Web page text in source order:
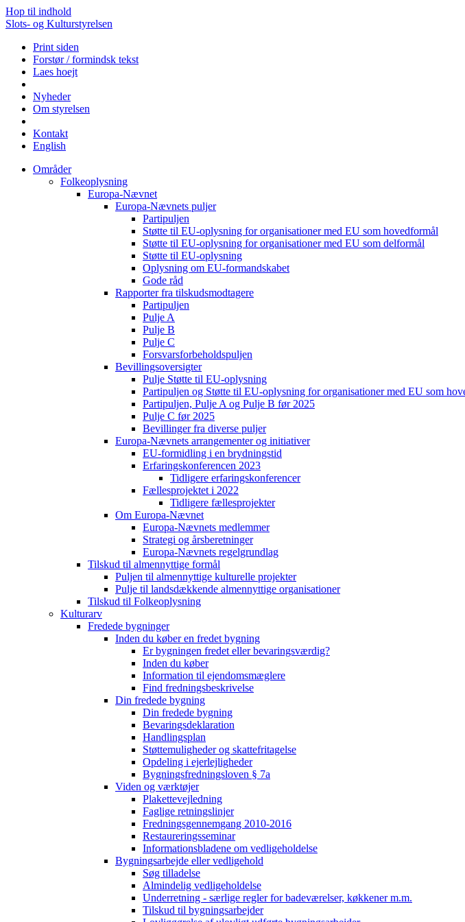
Hop til indhold
Slots- og Kulturstyrelsen
Print siden
Forstør / formindsk tekst
Laes hoejt
Nyheder
Om styrelsen
Kontakt
English
Områder
Folkeoplysning
Europa-Nævnet
Europa-Nævnets puljer
Partipuljen
Støtte til EU-oplysning for organisationer med EU som hovedformål
Støtte til EU-oplysning for organisationer med EU som delformål
Støtte til EU-oplysning
Oplysning om EU-formandskabet
Gode råd
Rapporter fra tilskudsmodtagere
Partipuljen
Pulje A
Pulje B
Pulje C
Forsvarsforbeholdspuljen
Bevillingsoversigter
Pulje Støtte til EU-oplysning
Partipuljen og Støtte til EU-oplysning for organisationer med EU som
Partipuljen, Pulje A og Pulje B før 2025
Pulje C før 2025
Bevillinger fra diverse puljer
Europa-Nævnets arrangementer og initiativer
EU-formidling i en brydningstid
Erfaringskonferencen 2023
Tidligere erfaringskonferencer
Fællesprojektet i 2022
Tidligere fællesprojekter
Om Europa-Nævnet
Europa-Nævnets medlemmer
Strategi og årsberetninger
Europa-Nævnets regelgrundlag
Tilskud til almennyttige formål
Puljen til almennyttige kulturelle projekter
Pulje til landsdækkende almennyttige organisationer
Tilskud til Folkeoplysning
Kulturarv
Fredede bygninger
Inden du køber en fredet bygning
Er bygningen fredet eller bevaringsværdig?
Inden du køber
Information til ejendomsmæglere
Find fredningsbeskrivelse
Din fredede bygning
Din fredede bygning
Bevaringsdeklaration
Handlingsplan
Støttemuligheder og skattefritagelse
Opdeling i ejerlejligheder
Bygningsfredningsloven § 7a
Viden og værktøjer
Plakettevejledning
Faglige retningslinjer
Fredningsgennemgang 2010-2016
Restaureringsseminar
Informationsbladene om vedligeholdelse
Bygningsarbejde eller vedligehold
Søg tilladelse
Almindelig vedligeholdelse
Underretning - særlige regler for badeværelser, køkkener m.m.
Tilskud til bygningsarbejder